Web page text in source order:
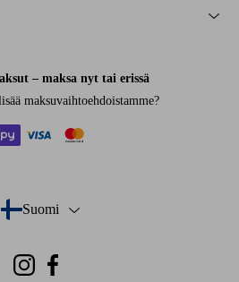
– maksa nyt tai erissä
maksuvaihtoehdoistamme?
Suomi
- Valitse maa